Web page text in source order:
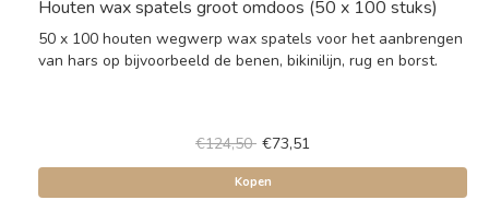
Houten wax spatels groot omdoos (50 x 100 stuks)
50 x 100 houten wegwerp wax spatels voor het aanbrengen
van hars op bijvoorbeeld de benen, bikinilijn, rug en borst.
€124,50 €73,51
Kopen